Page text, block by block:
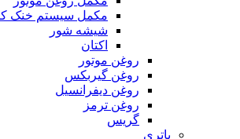
مکمل سیستم خنک
شیشه شور
اکتان
روغن موتور
روغن گیربکس
روغن دیفرانسیل
روغن ترمز
گریس
باتری